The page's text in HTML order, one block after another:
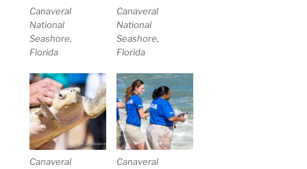
Canaveral
National
Seashore,
Florida
Canaveral
National
Seashore,
Florida
Canaveral
Canaveral